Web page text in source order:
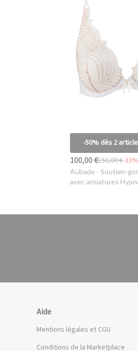
-50% dès 2
100,00 €150,00 €-33%
Aubade - Soutien-
avec armatures
Aide
Mentions légales et CGU
Conditions de la Marketplace